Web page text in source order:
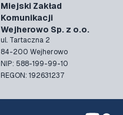
Miejski Zakład
Komunikacji
Wejherowo Sp. z o.o.
ul. Tartaczna 2
84-200 Wejherowo
NIP: 588-199-99-10
REGON: 192631237